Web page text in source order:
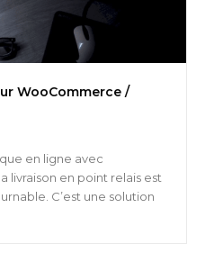
WooCommerce /
en ligne avec
livraison en point relais est
C’est une solution